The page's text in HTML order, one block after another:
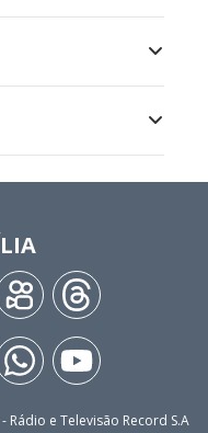
Rádio e Televisão Record S.A